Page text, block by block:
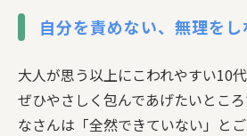
自分を責めない、無理をし
大人が思う以上にこわれやすい10
ぜひやさしく包んであげたいとこ
なさんは「全然できていない」と